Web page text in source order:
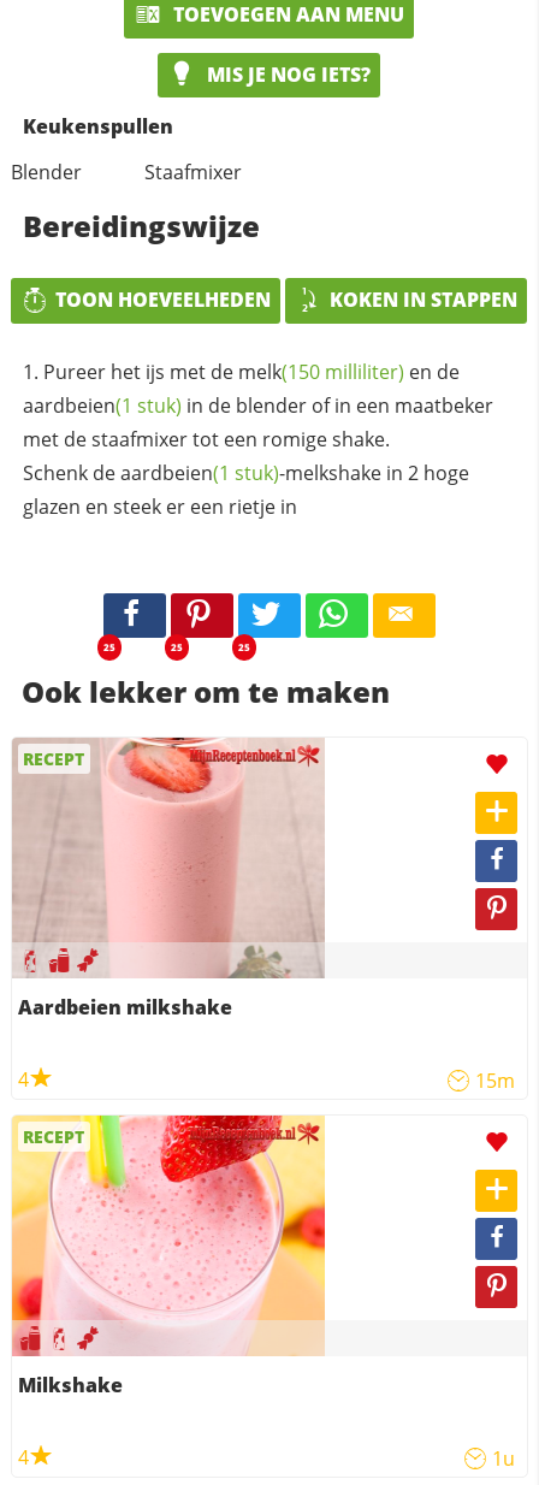
TOEVOEGEN AAN MENU
MIS JE NOG IETS?
Keukenspullen
Blender
Staafmixer
Bereidingswijze
TOON HOEVEELHEDEN KOKEN IN STAPPEN
Pureer het ijs met de melk(150 milliliter) en de
aardbeien(1 stuk) in de blender of in een maatbeker
met de staafmixer tot een romige shake.
Schenk deaardbeien(1 stuk)-melkshake in 2 hoge
glazen en steek er een rietje in
25 25 25
Ook lekker om te maken
RECEPT
Aardbeien milkshake
4 15m
RECEPT
Milkshake
4 1u